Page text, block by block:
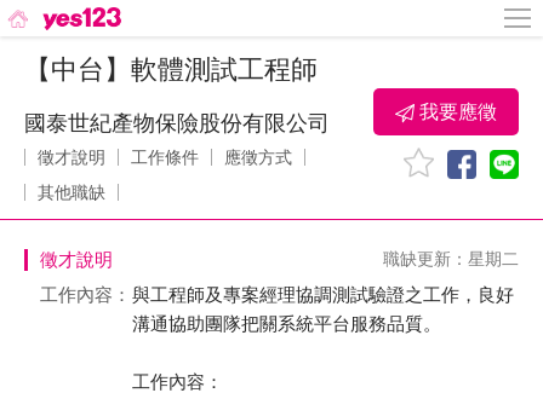
【中台】軟體測試工程師
國泰世紀產物保險股份有限公司
徵才說明 工作條件
應徵方式
其他職缺
我要應徵
徵才說明 職缺更新：星期二
工作內容： 與工程師及專案經理協調測試驗證之工作，良好
溝通協助團隊把關系統平台服務品質。
工作內容：